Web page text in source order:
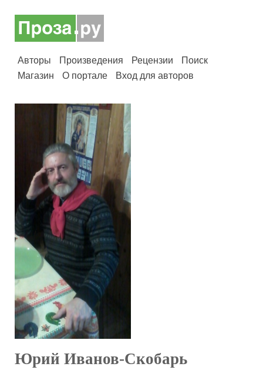
Авторы Произведения Рецензии
Поиск
Магазин
О портале Вход для авторов
Юрий Иванов-Скобарь